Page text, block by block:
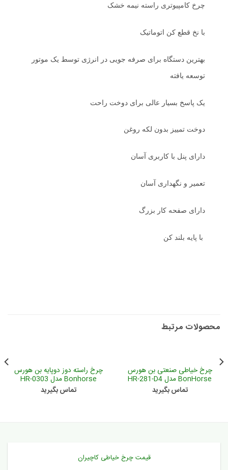
چرخ کامپیوتری راسته نیمه خشک
با نخ قطع کن اتوماتیک
بهترین دستگاه برای صرفه جویی در انرژی توسط یک موتور
توسعه یافته
یک پاسخ بسیار عالی برای دوخت راحت
دوخت تمییز بدون لکه روغن
دارای پنل با کاربری آسان
تعمیر و نگهداری آسان
دارای صفحه کار بزرگ
با پایه بلند کن
محصولات مرتبط
چرخ خیاطی صنعتی بن هورس
BonHorse مدل HR-281-D4
تماس بگیرید
چرخ راسته دوز دوپایه بن هورس
Bonhorse مدل HR-0303
تماس بگیرید
قیمت چرخ خیاطی کاچیران